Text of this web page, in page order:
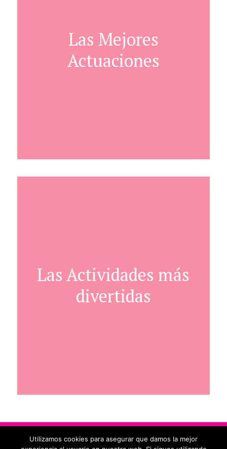
Las Mejores
Actuaciones
Las Actividades más
divertidas
TÉRMINOS DEL SERVICIO
CONTACTO
Utilizamos cookies para asegurar que damos la mejor